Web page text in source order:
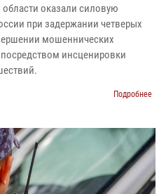
оказали силовую
при задержании четверых
мошеннических
инсценировки
Подробнее